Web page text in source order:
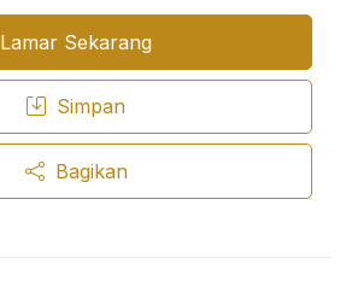
Lamar Sekarang
Simpan
Bagikan